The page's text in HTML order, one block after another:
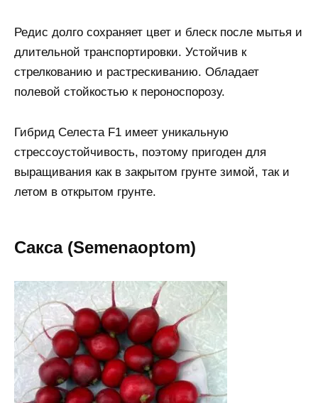
Редис долго сохраняет цвет и блеск после мытья и
длительной транспортировки. Устойчив к
стрелкованию и растрескиванию. Обладает
полевой стойкостью к пероноспорозу.
Гибрид Селеста F1 имеет уникальную
стрессоустойчивость, поэтому пригоден для
выращивания как в закрытом грунте зимой, так и
летом в открытом грунте.
Сакса (Semenaoptom)